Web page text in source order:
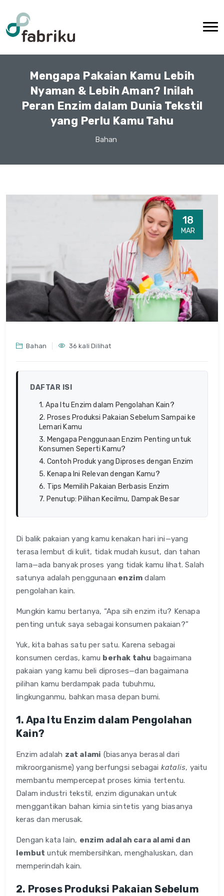
Mengapa Pakaian Kamu Lebih
Nyaman & Lebih Aman? Inilah
Peran Enzim dalam Dunia Tekstil
yang Perlu Kamu Tahu
Bahan
18
MAR
Bahan 36 kali Dilihat
DAFTAR ISI
1. Apa Itu Enzim dalam Pengolahan Kain?
2. Proses Produksi Pakaian Sebelum Sampai ke
Lemari Kamu
3. Mengapa Penggunaan Enzim Penting untuk
Konsumen Seperti Kamu?
4. Contoh Produk yang Diproses dengan Enzim
5. Kenapa Ini Relevan dengan Kamu?
6. Tips Memilih Pakaian Berbasis Enzim
7. Penutup: Pilihan Kecilmu, Dampak Besar
Di balik pakaian yang kamu kenakan hari ini—yang
terasa lembut di kulit, tidak mudah kusut, dan tahan
lama—ada banyak proses yang tidak kamu lihat. Salah
satunya adalah penggunaan enzim dalam
pengolahan kain.
Mungkin kamu bertanya, “Apa sih enzim itu? Kenapa
penting untuk saya sebagai konsumen pakaian?”
Yuk, kita bahas satu per satu. Karena sebagai
konsumen cerdas, kamu berhak tahu bagaimana
pakaian yang kamu beli diproses—dan bagaimana
pilihan kamu berdampak pada tubuhmu,
lingkunganmu, bahkan masa depan bumi.
1. Apa Itu Enzim dalam Pengolahan
Kain?
Enzim adalah zat alami (biasanya berasal dari
mikroorganisme) yang berfungsi sebagai katalis, yaitu
membantu mempercepat proses kimia tertentu.
Dalam industri tekstil, enzim digunakan untuk
menggantikan bahan kimia sintetis yang biasanya
keras dan merusak.
Dengan kata lain, enzim adalah cara alami dan
lembut untuk membersihkan, menghaluskan, dan
memperindah kain.
2. Proses Produksi Pakaian Sebelum